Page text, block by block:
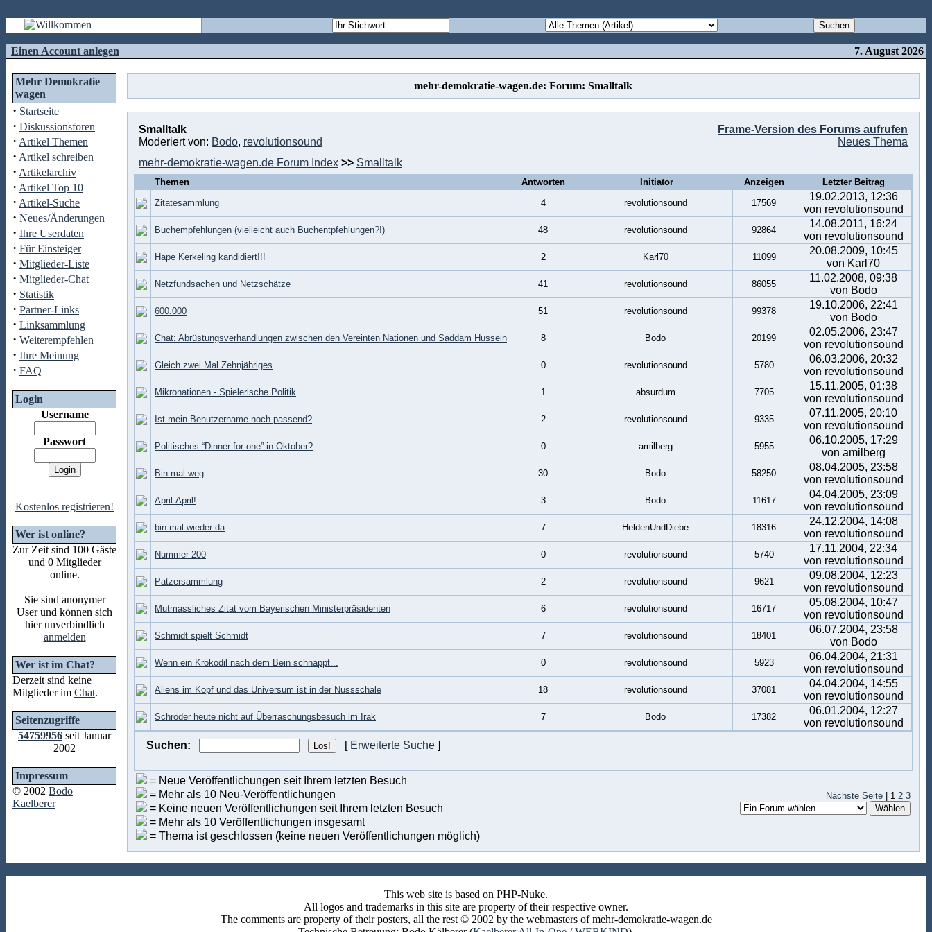
Einen Account anlegen 7. August 2026
Mehr Demokratie
wagen
· Startseite
· Diskussionsforen
· Artikel Themen
· Artikel schreiben
· Artikelarchiv
· Artikel Top 10
· Artikel-Suche
· Neues/Änderungen
· Ihre Userdaten
· Für Einsteiger
· Mitglieder-Liste
· Mitglieder-Chat
· Statistik
· Partner-Links
· Linksammlung
· Weiterempfehlen
· Ihre Meinung
· FAQ
Login
Username
Passwort
Kostenlos registrieren!
Wer ist online?
Zur Zeit sind 100 Gäste
und 0 Mitglieder
online.
Sie sind anonymer
User und können sich
hier unverbindlich
anmelden
Wer ist im Chat?
Derzeit sind keine
Mitglieder im Chat.
Seitenzugriffe
54759956 seit Januar
2002
Impressum
© 2002 Bodo
Kaelberer
mehr-demokratie-wagen.de: Forum: Smalltalk
Smalltalk
Moderiert von: Bodo, revolutionsound
Frame-Version des Forums aufrufen
Neues Thema
mehr-demokratie-wagen.de Forum Index >> Smalltalk
Themen Antworten Initiator Anzeigen
Letzter Beitrag
Zitatesammlung
4 revolutionsound 17569
19.02.2013, 12:36
von revolutionsound
Buchempfehlungen (vielleicht auch Buchentpfehlungen?!) 48 revolutionsound 92864
14.08.2011, 16:24
von revolutionsound
Hape Kerkeling kandidiert!!! 2 Karl70 11099
20.08.2009, 10:45
von Karl70
Netzfundsachen und Netzschätze 41 revolutionsound 86055
11.02.2008, 09:38
von Bodo
600.000 51 revolutionsound 99378
19.10.2006, 22:41
von Bodo
Chat: Abrüstungsverhandlungen zwischen den Vereinten Nationen und Saddam Hussein 8 Bodo 20199
02.05.2006, 23:47
von revolutionsound
Gleich zwei Mal Zehnjähriges 0 revolutionsound 5780
06.03.2006, 20:32
von revolutionsound
Mikronationen - Spielerische Politik 1 absurdum 7705
15.11.2005, 01:38
von revolutionsound
Ist mein Benutzername noch passend? 2 revolutionsound 9335
07.11.2005, 20:10
von revolutionsound
Politisches “Dinner for one” in Oktober? 0 amilberg 5955
06.10.2005, 17:29
von amilberg
Bin mal weg 30 Bodo 58250
08.04.2005, 23:58
von revolutionsound
April-April! 3 Bodo 11617
04.04.2005, 23:09
von revolutionsound
bin mal wieder da 7 HeldenUndDiebe 18316
24.12.2004, 14:08
von revolutionsound
Nummer 200 0 revolutionsound 5740
17.11.2004, 22:34
von revolutionsound
Patzersammlung 2 revolutionsound 9621
09.08.2004, 12:23
von revolutionsound
Mutmassliches Zitat vom Bayerischen Ministerpräsidenten 6 revolutionsound 16717
05.08.2004, 10:47
von revolutionsound
Schmidt spielt Schmidt 7 revolutionsound 18401
06.07.2004, 23:58
von Bodo
Wenn ein Krokodil nach dem Bein schnappt... 0 revolutionsound 5923
06.04.2004, 21:31
von revolutionsound
Aliens im Kopf und das Universum ist in der Nussschale 18 revolutionsound 37081
04.04.2004, 14:55
von revolutionsound
Schröder heute nicht auf Überraschungsbesuch im Irak 7 Bodo 17382
06.01.2004, 12:27
von revolutionsound
Suchen:
[ Erweiterte Suche ]
= Neue Veröffentlichungen seit Ihrem letzten Besuch
= Mehr als 10 Neu-Veröffentlichungen
= Keine neuen Veröffentlichungen seit Ihrem letzten Besuch
= Mehr als 10 Veröffentlichungen insgesamt
= Thema ist geschlossen (keine neuen Veröffentlichungen möglich)
Nächste Seite | 1 2 3
This web site is based on PHP-Nuke.
All logos and trademarks in this site are property of their respective owner.
The comments are property of their posters, all the rest © 2002 by the webmasters of mehr-demokratie-wagen.de